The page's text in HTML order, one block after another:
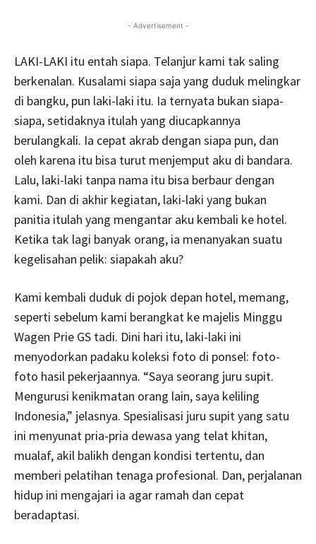
- Advertisement -
LAKI-LAKI itu entah siapa. Telanjur kami tak saling
berkenalan. Kusalami siapa saja yang duduk melingkar
di bangku, pun laki-laki itu. Ia ternyata bukan siapa-
siapa, setidaknya itulah yang diucapkannya
berulangkali. Ia cepat akrab dengan siapa pun, dan
oleh karena itu bisa turut menjemput aku di bandara.
Lalu, laki-laki tanpa nama itu bisa berbaur dengan
kami. Dan di akhir kegiatan, laki-laki yang bukan
panitia itulah yang mengantar aku kembali ke hotel.
Ketika tak lagi banyak orang, ia menanyakan suatu
kegelisahan pelik: siapakah aku?
Kami kembali duduk di pojok depan hotel, memang,
seperti sebelum kami berangkat ke majelis Minggu
Wagen Prie GS tadi. Dini hari itu, laki-laki ini
menyodorkan padaku koleksi foto di ponsel: foto-
foto hasil pekerjaannya. “Saya seorang juru supit.
Mengurusi kenikmatan orang lain, saya keliling
Indonesia,” jelasnya. Spesialisasi juru supit yang satu
ini menyunat pria-pria dewasa yang telat khitan,
mualaf, akil balikh dengan kondisi tertentu, dan
memberi pelatihan tenaga profesional. Dan, perjalanan
hidup ini mengajari ia agar ramah dan cepat
beradaptasi.